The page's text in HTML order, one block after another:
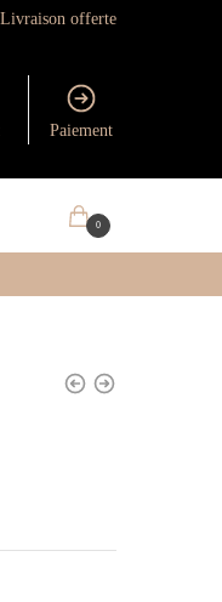
Livraison offerte
Paiement
0